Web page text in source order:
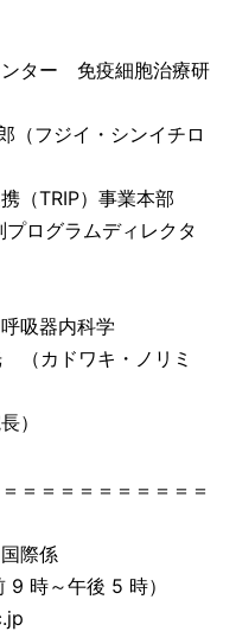
ター 免疫細胞治療研
ジイ・シンイチロ
（TRIP）事業本部
ログラムディレクタ
吸器内科学
キ・ノリミ
）
＝＝＝＝＝＝＝＝＝＝
際係
時～午後 5 時）